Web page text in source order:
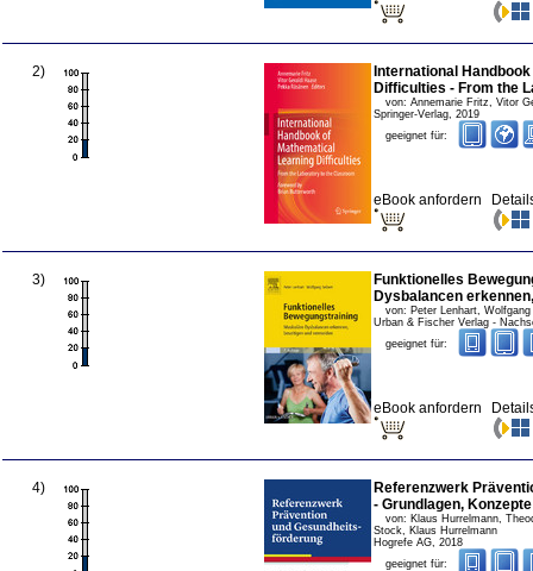
2)
International
Difficulties - From the
von: Annemarie Fritz, Vitor
Springer-Verlag, 2019
geeignet für:
eBook anfordern
3)
Funktionelles
Dysbalancen
von: Peter Lenhart, Wolfgang
Urban & Fischer Verlag -
geeignet für:
eBook anfordern
4)
Referenzwerk
- Grundlagen,
von: Klaus Hurrelmann,
Stock, Klaus Hurrelmann
Hogrefe AG, 2018
geeignet für: